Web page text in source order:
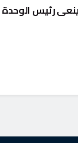
رئيس الوحدة